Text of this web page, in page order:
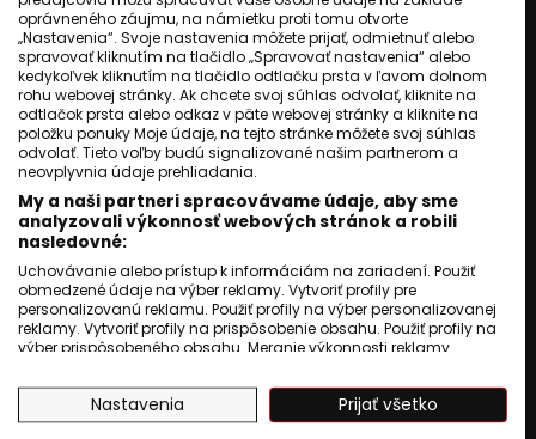
rešpekt v EÚ
Monika Ebibi Komorová
07 apríl 2026
2 min. čítania
SLOVENSKO
Krajský súd v Prešove stopol
búranie domu v Toryse,
rodina má ochranu
Róbert Hamburgbadžo
23 marec 2026
2 min. čítania
SLOVENSKO
hlad a voda vo vedrách.
Takto žijú Rómovia.
oprávneného záujmu, na námietku proti tomu otvorte
„Nastavenia“. Svoje nastavenia môžete prijať, odmietnuť alebo
spravovať kliknutím na tlačidlo „Spravovať nastavenia“ alebo
kedykoľvek kliknutím na tlačidlo odtlačku prsta v ľavom dolnom
rohu webovej stránky. Ak chcete svoj súhlas odvolať, kliknite na
odtlačok prsta alebo odkaz v päte webovej stránky a kliknite na
položku ponuky Moje údaje, na tejto stránke môžete svoj súhlas
odvolať. Tieto voľby budú signalizované našim partnerom a
neovplyvnia údaje prehliadania.
My a naši partneri spracovávame údaje, aby sme
analyzovali výkonnosť webových stránok a robili
nasledovné:
Uchovávanie alebo prístup k informáciám na zariadení. Použiť
obmedzené údaje na výber reklamy. Vytvoriť profily pre
personalizovanú reklamu. Použiť profily na výber personalizovanej
reklamy. Vytvoriť profily na prispôsobenie obsahu. Použiť profily na
výber prispôsobeného obsahu. Meranie výkonnosti reklamy.
štatistík alebo spájania údajov z rôznych zdrojov. Vývoj a
zlepšovanie služieb. Použitie obmedzených údajov na výber
obsahu.
Nastavenia Prijať všetko